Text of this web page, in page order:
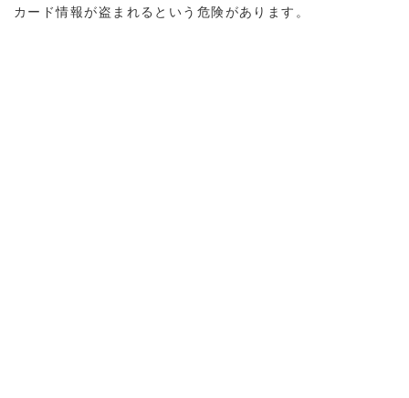
カード情報が盗まれるという危険があります。